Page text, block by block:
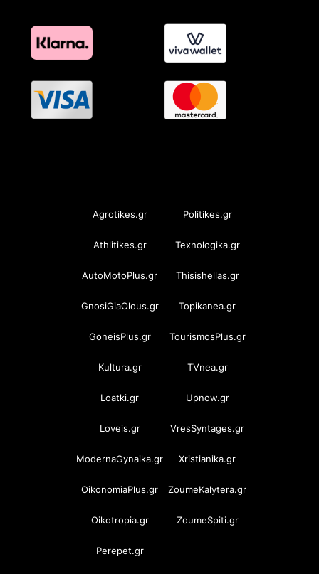
Agrotikes.gr Politikes.gr
Athlitikes.gr Texnologika.gr
AutoMotoPlus.gr Thisishellas.gr
GnosiGiaOlous.gr Topikanea.gr
GoneisPlus.gr TourismosPlus.gr
Kultura.gr TVnea.gr
Loatki.gr Upnow.gr
Loveis.gr VresSyntages.gr
ModernaGynaika.gr Xristianika.gr
OikonomiaPlus.gr ZoumeKalytera.gr
Oikotropia.gr ZoumeSpiti.gr
Perepet.gr